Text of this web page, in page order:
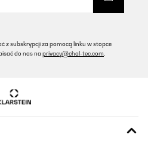
z subskrypcji za pomocą linku w stopce
do nas na privacy@chal-tec.com